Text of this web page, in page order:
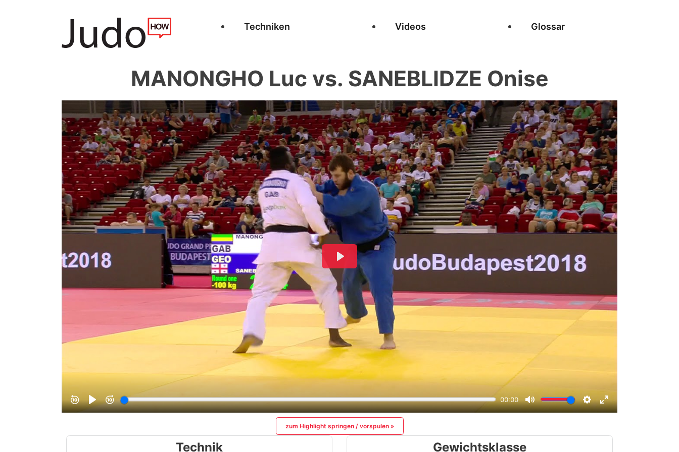
Techniken Videos Glossar
MANONGHO Luc vs. SANEBLIDZE Onise
zum Highlight springen / vorspulen »
Technik Gewichtsklasse